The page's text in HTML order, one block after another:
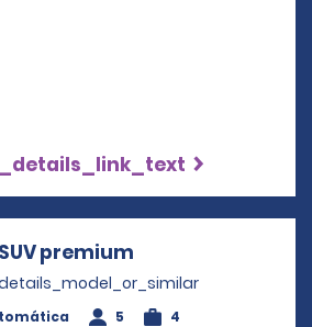
SUV premium
5 4